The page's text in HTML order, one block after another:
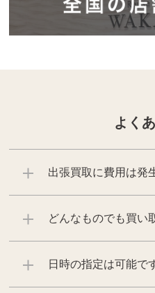
よく
出張買取に費用は発
どんなものでも買い
日時の指定は可能で